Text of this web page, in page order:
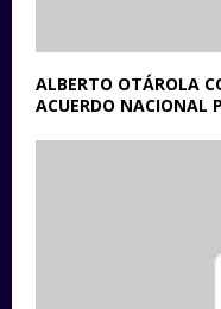
ALBERTO OTÁROLA
ACUERDO NACIONAL